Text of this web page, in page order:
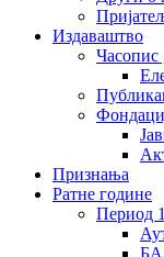
Издаваштво
Часопис
Признања
Ратне године
Период